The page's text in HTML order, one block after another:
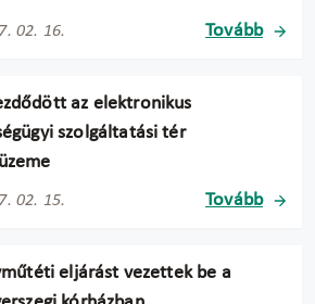
02. 16. Tovább
az elektronikus
szolgáltatási tér
02. 15. Tovább
eljárást vezettek be a